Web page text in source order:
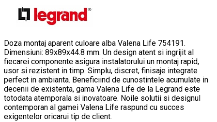
Doza montaj aparent culoare alba Valena Life 754191.
Dimensiuni: 89x89x44.8 mm. Un design atent si ingrijit al
fiecarei componente asigura instalatorului un montaj rapid,
usor si rezistent in timp. Simplu, discret, finisaje integrate
perfect in ambianta. Beneficiind de cunostintele acumulate in
decenii de existenta, gama Valena Life de la Legrand este
totodata atemporala si inovatoare. Noile solutii si designul
contemporan al gamei Valena Life raspund cu succes
exigentelor oricarui tip de client.